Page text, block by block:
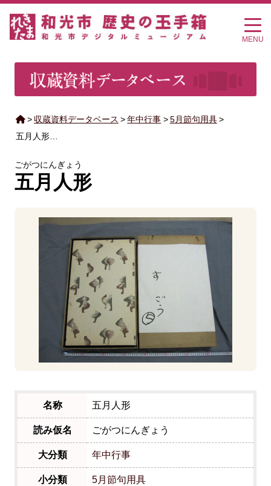
MENU
> 収蔵資料データベース > 年中行事 > 5月節句用具 >
五月人形…
ごがつにんぎょう
五月人形
名称 五月人形
読み仮名 ごがつにんぎょう
大分類 年中行事
小分類 5月節句用具